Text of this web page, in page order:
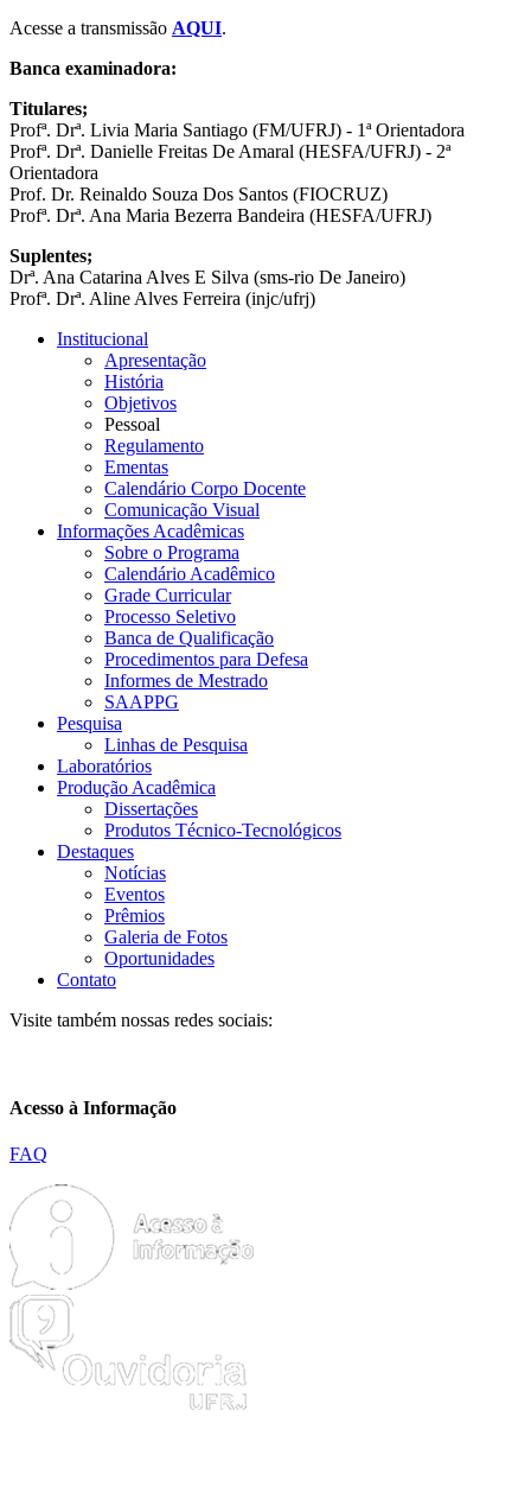
Acesse a transmissão AQUI.
Banca examinadora:
Titulares;
Profª. Drª. Livia Maria Santiago (FM/UFRJ) - 1ª Orientadora
Profª. Drª. Danielle Freitas De Amaral (HESFA/UFRJ) - 2ª
Orientadora
Prof. Dr. Reinaldo Souza Dos Santos (FIOCRUZ)
Profª. Drª. Ana Maria Bezerra Bandeira (HESFA/UFRJ)
Suplentes;
Drª. Ana Catarina Alves E Silva (sms-rio De Janeiro)
Profª. Drª. Aline Alves Ferreira (injc/ufrj)
Institucional
Apresentação
História
Objetivos
Pessoal
Regulamento
Ementas
Calendário Corpo Docente
Comunicação Visual
Informações Acadêmicas
Sobre o Programa
Calendário Acadêmico
Grade Curricular
Processo Seletivo
Banca de Qualificação
Procedimentos para Defesa
Informes de Mestrado
SAAPPG
Pesquisa
Linhas de Pesquisa
Laboratórios
Produção Acadêmica
Dissertações
Produtos Técnico-Tecnológicos
Destaques
Notícias
Eventos
Prêmios
Galeria de Fotos
Oportunidades
Contato
Visite também nossas redes sociais:
Acesso à Informação
FAQ